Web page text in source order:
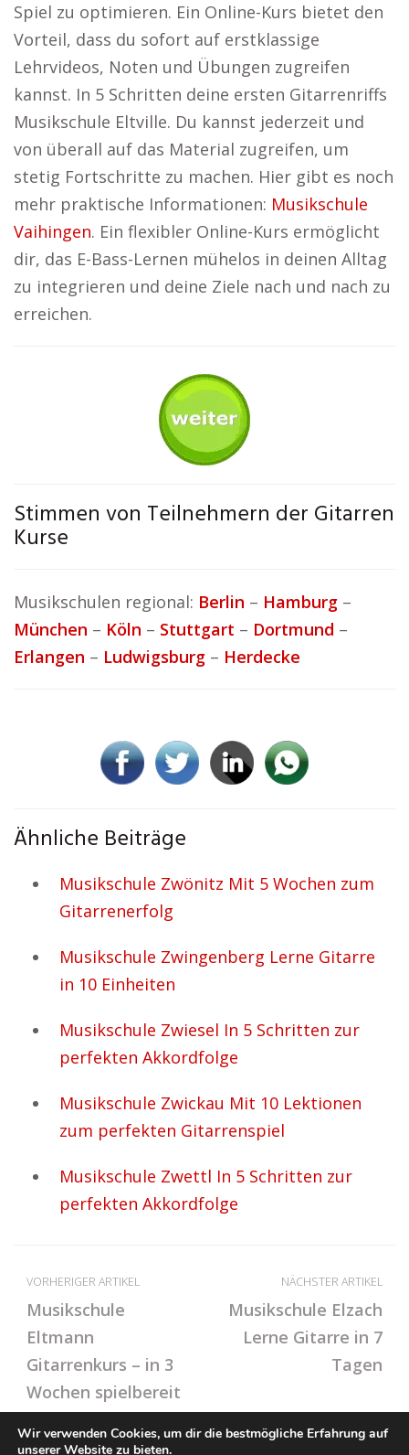
Spiel zu optimieren. Ein Online-Kurs bietet den
Vorteil, dass du sofort auf erstklassige
Lehrvideos, Noten und Übungen zugreifen
kannst. In 5 Schritten deine ersten Gitarrenriffs
Musikschule Eltville. Du kannst jederzeit und
von überall auf das Material zugreifen, um
stetig Fortschritte zu machen. Hier gibt es noch
mehr praktische Informationen: Musikschule
Vaihingen. Ein flexibler Online-Kurs ermöglicht
dir, das E-Bass-Lernen mühelos in deinen Alltag
zu integrieren und deine Ziele nach und nach zu
erreichen.
Stimmen von Teilnehmern der Gitarren
Kurse
Musikschulen regional: Berlin – Hamburg –
München – Köln – Stuttgart – Dortmund –
Erlangen – Ludwigsburg – Herdecke
Ähnliche Beiträge
Musikschule Zwönitz Mit 5 Wochen zum
Gitarrenerfolg
Musikschule Zwingenberg Lerne Gitarre
in 10 Einheiten
Musikschule Zwiesel In 5 Schritten zur
perfekten Akkordfolge
Musikschule Zwickau Mit 10 Lektionen
zum perfekten Gitarrenspiel
Musikschule Zwettl In 5 Schritten zur
perfekten Akkordfolge
VORHERIGER ARTIKEL
Musikschule
Eltmann
Gitarrenkurs – in 3
Wochen spielbereit
NÄCHSTER ARTIKEL
Musikschule Elzach
Lerne Gitarre in 7
Tagen
Wir verwenden Cookies, um dir die bestmögliche Erfahrung auf
unserer Website zu bieten.